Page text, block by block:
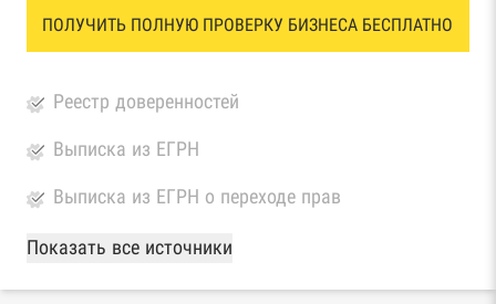
ПОЛУЧИТЬ ПОЛНУЮ ПРОВЕРКУ БИЗНЕСА БЕСПЛАТНО
Реестр доверенностей
Выписка из ЕГРН
Выписка из ЕГРН о переходе прав
База Росстата
Реестры ЕГРЮЛ и ЕГРИП Федеральной
Показать все источники